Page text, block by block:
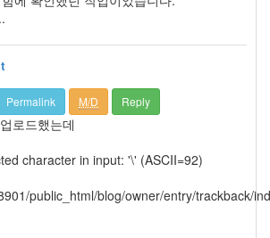
Permalink M/D Reply
로드했는데
character in input: '\' (ASCII=92)
public_html/blog/owner/entry/trackback/